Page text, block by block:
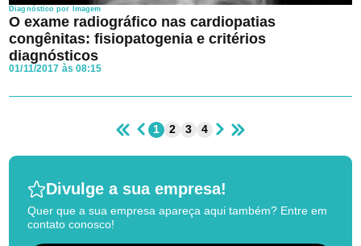
Diagnóstico por Imagem
O exame radiográfico nas cardiopatias
congênitas: fisiopatogenia e critérios
diagnósticos
01/11/2017 às 08:15
1 2 3 4
Divulge a sua empresa!
Quer que a sua empresa apareça aqui também? Entre em
contato conosco!